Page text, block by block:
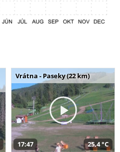
Vrátna - Paseky (22 km)
17:47 25,4 °C